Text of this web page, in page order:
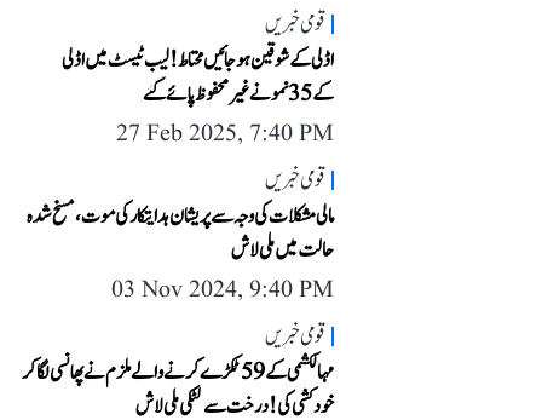
قومی خبریں
اڈلی کے شوقین ہو جائیں محتاط! لیب ٹیسٹ میں اڈلی
کے 35 نمونے غیر محفوظ پائے گئے
27 Feb 2025, 7:40 PM
قومی خبریں
مالی مشکلات کی وجہ سے پریشان ہدایتکار کی موت، مسخ شدہ
حالت میں ملی لاش
03 Nov 2024, 9:40 PM
قومی خبریں
مہالکشمی کے 59 ٹکڑے کرنے والے ملزم نے پھانسی لگا کر
خودکشی کی! درخت سے لٹکی ملی لاش